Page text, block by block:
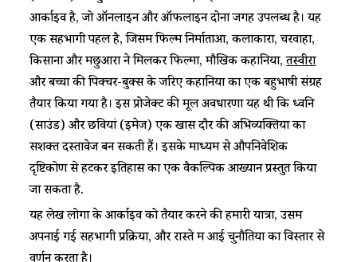
आर्काइव है, जो ऑनलाइन और ऑफलाइन दोनों जगह उपलब्ध है। यह
एक सहभागी पहल है, जिसमें फिल्म निर्माताओं, कलाकारों, चरवाहों,
किसानों और मछुआरों ने मिलकर फिल्मों, मौखिक कहानियों,तस्वीरों
और बच्चों की पिक्चर-बुक्स के जरिए कहानियों का एक बहुभाषी संग्रह
तैयार किया गया है। इस प्रोजेक्ट की मूल अवधारणा यह थी कि ध्वनि
(साउंड) और छवियां (इमेज) एक खास दौर की अभिव्यक्तियों का
सशक्त दस्तावेज बन सकती हैं। इसके माध्यम से औपनिवेशिक
दृष्टिकोण से हटकर इतिहास का एक वैकल्पिक आख्यान प्रस्तुत किया
जा सकता है.
यह लेख लोगों के आर्काइव को तैयार करने की हमारी यात्रा, उसमें
अपनाई गई सहभागी प्रक्रिया, और रास्ते में आई चुनौतियों का विस्तार से